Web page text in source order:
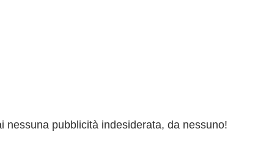
pubblicità indesiderata, da nessuno!